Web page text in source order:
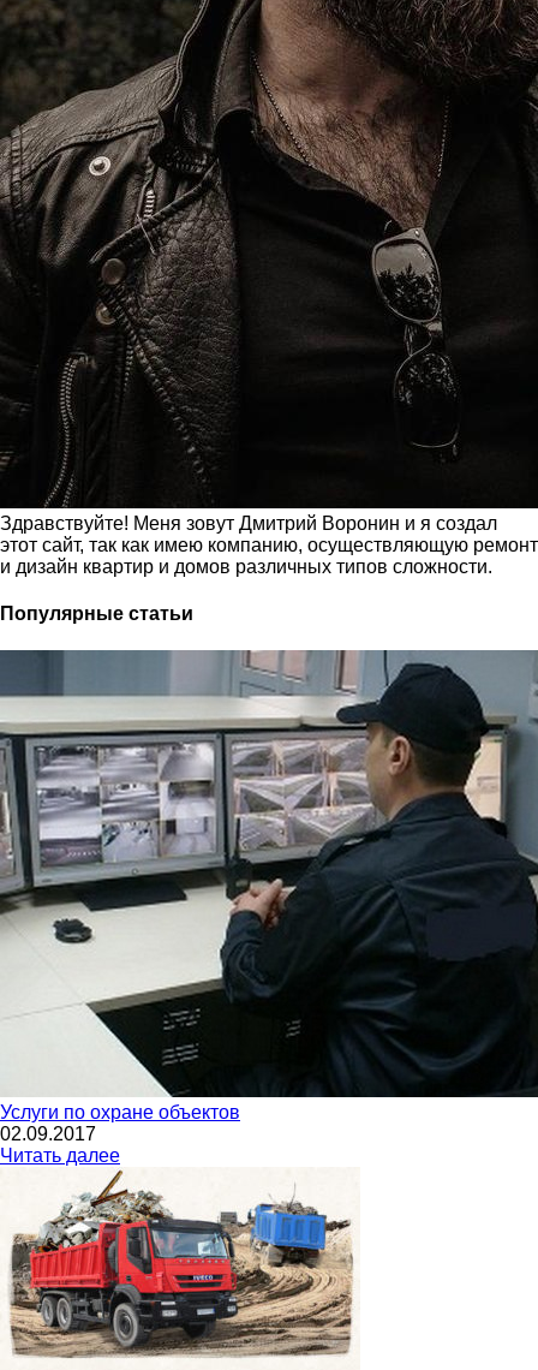
Здравствуйте! Меня зовут Дмитрий Воронин и я создал
этот сайт, так как имею компанию, осуществляющую ремонт
и дизайн квартир и домов различных типов сложности.
Популярные статьи
Услуги по охране объектов
02.09.2017
Читать далее